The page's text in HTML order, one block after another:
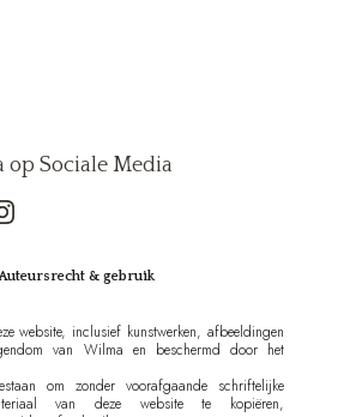
op Sociale Media
& gebruik
website, inclusief kunstwerken, afbeeldingen
van Wilma en beschermd door het
om zonder voorafgaande schriftelijke
van deze website te kopiëren,